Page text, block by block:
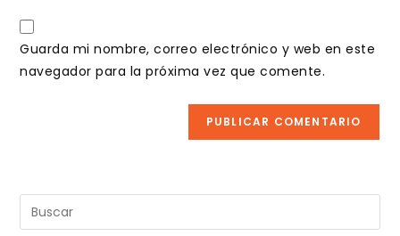
para
comentar
electrónico
para
comentar
URL
de
Guarda mi nombre, correo electrónico y web en este
navegador para la próxima vez que comente.